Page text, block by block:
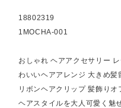
18802319
1MOCHA-001
おしゃれ ヘアアクセサリー
わいいヘアアレンジ 大きめ髪
リボンヘアクリップ 髪飾り
ヘアスタイルを大人可愛く魅